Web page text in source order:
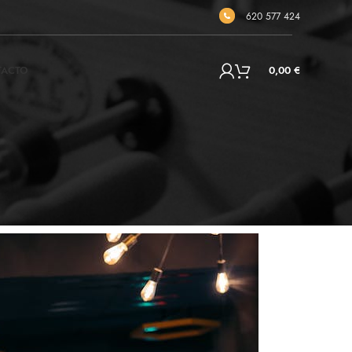
620 577 424
0,00 €